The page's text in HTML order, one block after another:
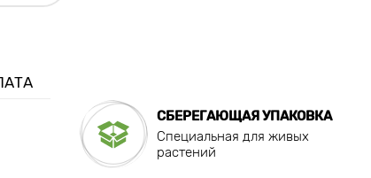
СБЕРЕГАЮЩАЯ УПАКОВКА
Специальная для живых
растений